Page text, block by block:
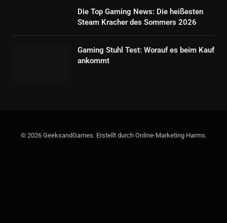
Die Top Gaming News: Die heißesten
Steam Kracher des Sommers 2026
Gaming Stuhl Test: Worauf es beim Kauf
ankommt
© 2026 GeeksandGames. Erstellt durch Online-Marketing Harms.